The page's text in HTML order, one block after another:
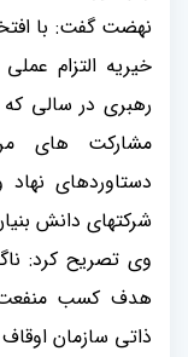
نهضت گفت: با
خیریه التزام
رهبری در سالی
مشارکت های
دستاوردهای
شرکتهای دانش
وی تصریح کرد:
هدف کسب منفعت
ذاتی سازمان